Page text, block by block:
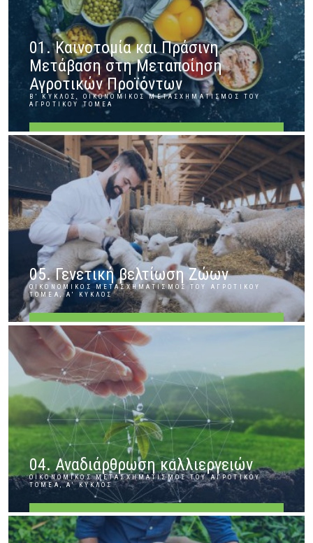
01. Καινοτομία και Πράσινη
Μετάβαση στη Μεταποίηση
Αγροτικών Προϊόντων
Β' ΚΎΚΛΟΣ, ΟΙΚΟΝΟΜΙΚΌΣ ΜΕΤΑΣΧΗΜΑΤΙΣΜΌΣ ΤΟΥ
ΑΓΡΟΤΙΚΟΎ ΤΟΜΈΑ
ΠΕΡΙΣΣΌΤΕΡΑ
05. Γενετική βελτίωση Ζώων
ΟΙΚΟΝΟΜΙΚΌΣ ΜΕΤΑΣΧΗΜΑΤΙΣΜΌΣ ΤΟΥ ΑΓΡΟΤΙΚΟΎ
ΤΟΜΈΑ, Α' ΚΎΚΛΟΣ
ΠΕΡΙΣΣΌΤΕΡΑ
04. Αναδιάρθρωση καλλιεργειών
ΟΙΚΟΝΟΜΙΚΌΣ ΜΕΤΑΣΧΗΜΑΤΙΣΜΌΣ ΤΟΥ ΑΓΡΟΤΙΚΟΎ
ΤΟΜΈΑ, Α' ΚΎΚΛΟΣ
ΠΕΡΙΣΣΌΤΕΡΑ